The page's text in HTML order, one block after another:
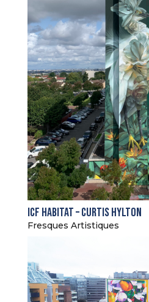
ICF Habitat – Curtis Hylton
Fresques Artistiques